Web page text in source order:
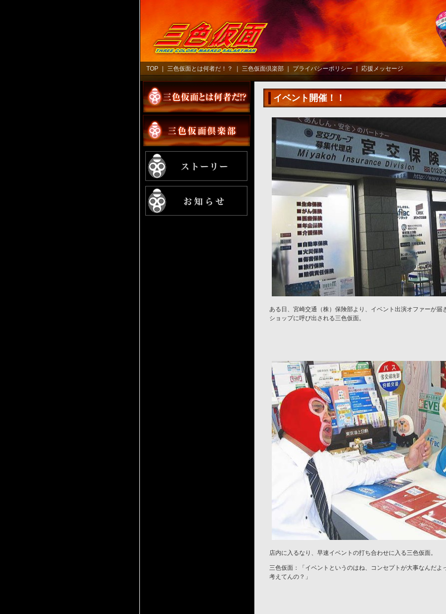
TOP 三色仮面とは何者だ！？ 三色仮面倶楽部 プライバシーポリシー 応援メッセージ
イベント開催！！
ある日、宮崎交通（株）保険部より、イベント出演オファーが届
ショップに呼び出される三色仮面。
店内に入るなり、早速イベントの打ち合わせに入る三色仮面。
三色仮面：「イベントというのはね、コンセプトが大事なんだよ
考えてんの？」